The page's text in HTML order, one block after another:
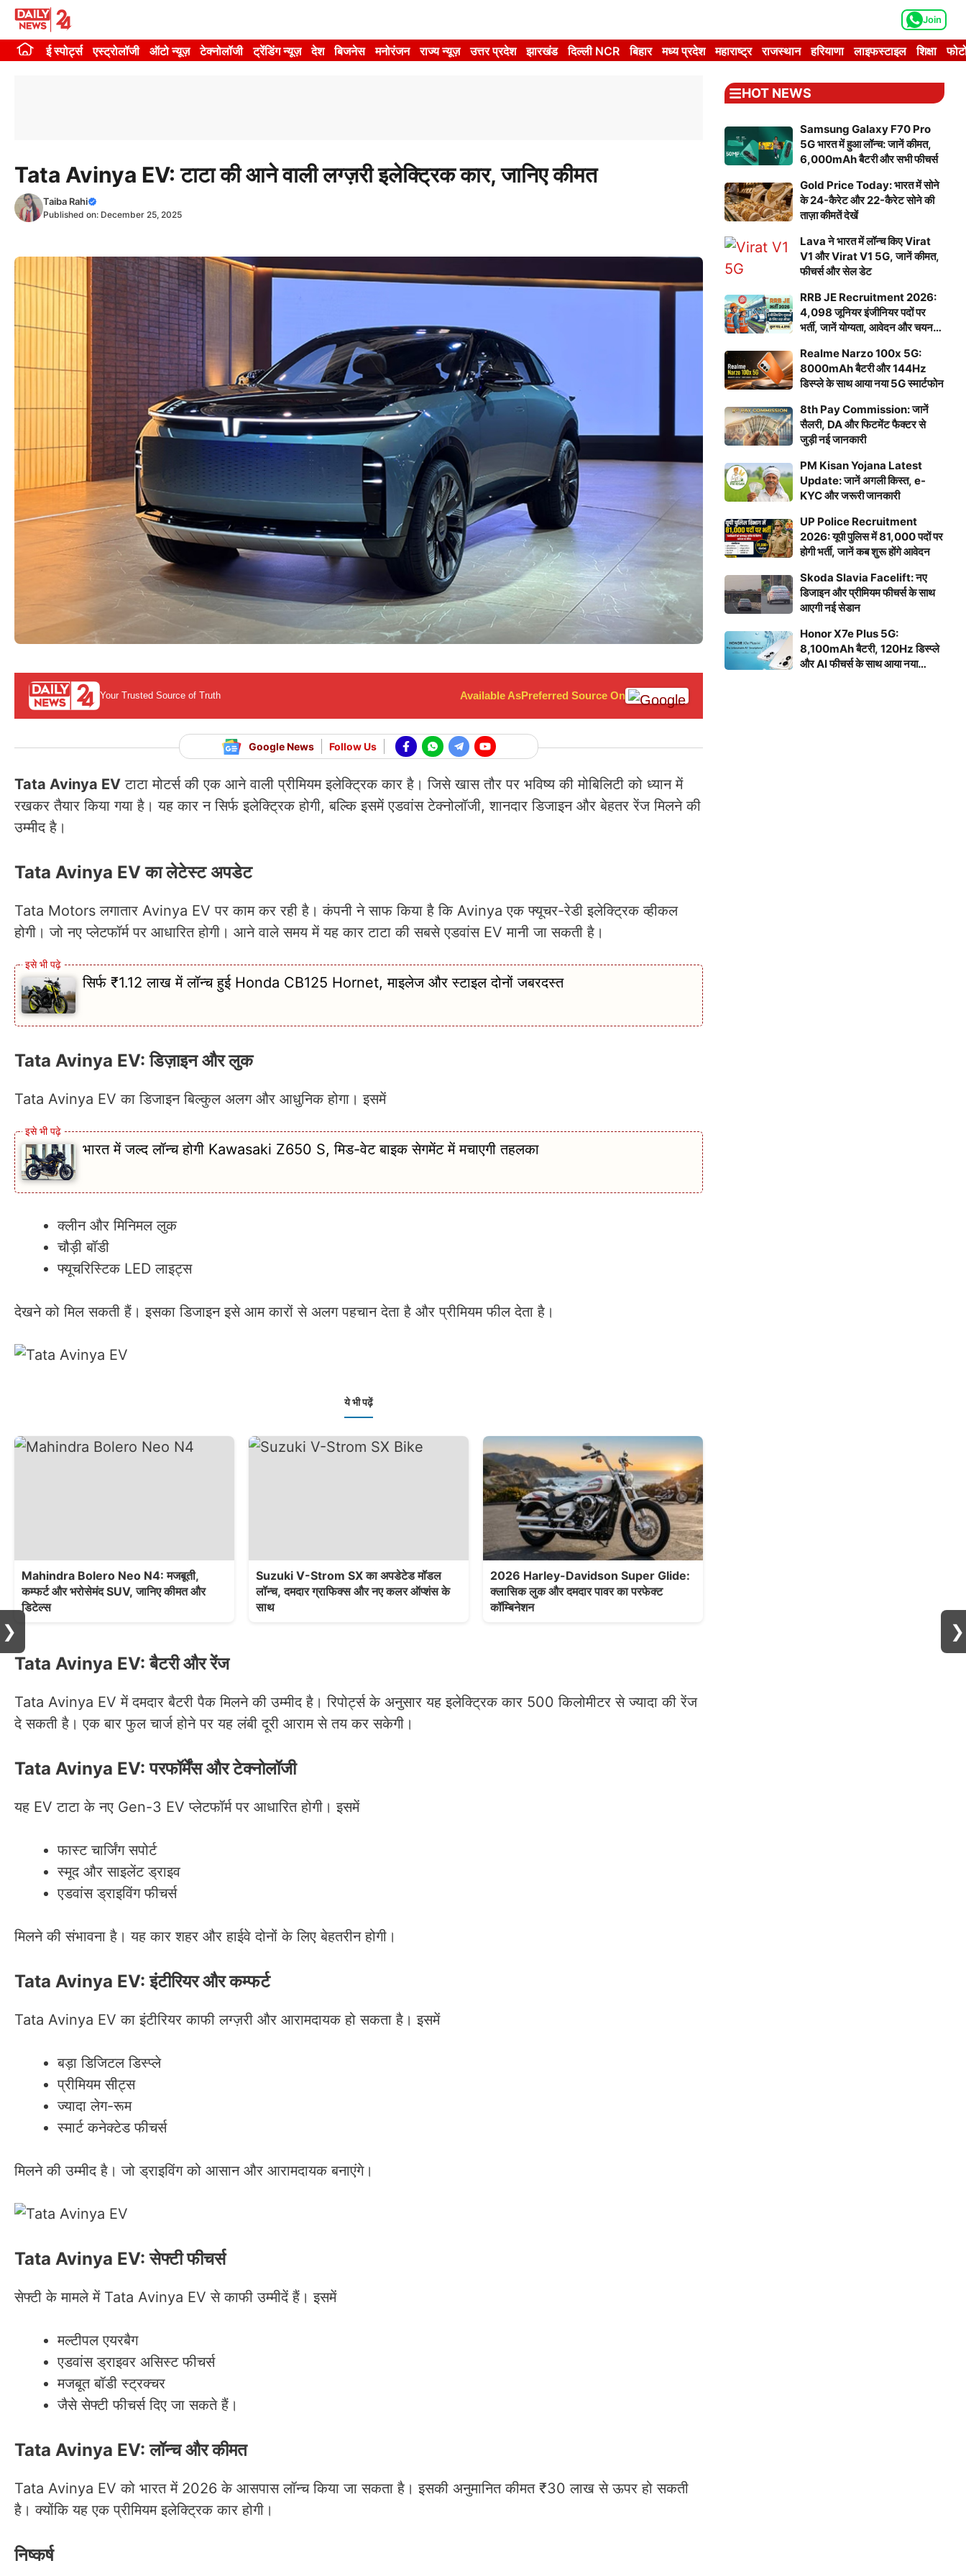
Skip
content
Join
ई स्पोर्ट्स एस्ट्रोलॉजी ऑटो न्यूज़ टेक्नोलॉजी ट्रेंडिंग न्यूज़ देश बिजनेस मनोरंजन राज्य न्यूज़ उत्तर प्रदेश झारखंड दिल्ली NCR बिहार मध्य प्रदेश महाराष्ट्र राजस्थान हरियाणा लाइफस्टाइल शिक्षा
Tata Avinya EV: टाटा की आने वाली लग्ज़री इलेक्ट्रिक कार, जानिए कीमत
Taiba Rahi
Published on: December 25, 2025
Your Trusted Source of Truth Available AsPreferred Source On
Google News Follow Us
Tata Avinya EV टाटा मोटर्स की एक आने वाली प्रीमियम इलेक्ट्रिक कार है। जिसे खास तौर पर भविष्य की मोबिलिटी को ध्यान में
रखकर तैयार किया गया है। यह कार न सिर्फ इलेक्ट्रिक होगी, बल्कि इसमें एडवांस टेक्नोलॉजी, शानदार डिजाइन और बेहतर रेंज मिलने की
उम्मीद है।
Tata Avinya EV का लेटेस्ट अपडेट
Tata Motors लगातार Avinya EV पर काम कर रही है। कंपनी ने साफ किया है कि Avinya एक फ्यूचर-रेडी इलेक्ट्रिक व्हीकल
होगी। जो नए प्लेटफॉर्म पर आधारित होगी। आने वाले समय में यह कार टाटा की सबसे एडवांस EV मानी जा सकती है।
सिर्फ ₹1.12 लाख में लॉन्च हुई Honda CB125 Hornet, माइलेज और स्टाइल दोनों जबरदस्त
Tata Avinya EV: डिज़ाइन और लुक
Tata Avinya EV का डिजाइन बिल्कुल अलग और आधुनिक होगा। इसमें
भारत में जल्द लॉन्च होगी Kawasaki Z650 S, मिड-वेट बाइक सेगमेंट में मचाएगी तहलका
क्लीन और मिनिमल लुक
चौड़ी बॉडी
फ्यूचरिस्टिक LED लाइट्स
देखने को मिल सकती हैं। इसका डिजाइन इसे आम कारों से अलग पहचान देता है और प्रीमियम फील देता है।
ये भी पढ़ें
Mahindra Bolero Neo N4: मजबूती,
कम्फर्ट और भरोसेमंद SUV, जानिए कीमत और
डिटेल्स
Suzuki V-Strom SX का अपडेटेड मॉडल
लॉन्च, दमदार ग्राफिक्स और नए कलर ऑप्शंस के
साथ
2026 Harley-Davidson Super Glide:
क्लासिक लुक और दमदार पावर का परफेक्ट
कॉम्बिनेशन
Tata Avinya EV: बैटरी और रेंज
Tata Avinya EV में दमदार बैटरी पैक मिलने की उम्मीद है। रिपोर्ट्स के अनुसार यह इलेक्ट्रिक कार 500 किलोमीटर से ज्यादा की रेंज
दे सकती है। एक बार फुल चार्ज होने पर यह लंबी दूरी आराम से तय कर सकेगी।
Tata Avinya EV: परफॉर्मेंस और टेक्नोलॉजी
यह EV टाटा के नए Gen-3 EV प्लेटफॉर्म पर आधारित होगी। इसमें
फास्ट चार्जिंग सपोर्ट
स्मूद और साइलेंट ड्राइव
एडवांस ड्राइविंग फीचर्स
मिलने की संभावना है। यह कार शहर और हाईवे दोनों के लिए बेहतरीन होगी।
Tata Avinya EV: इंटीरियर और कम्फर्ट
Tata Avinya EV का इंटीरियर काफी लग्ज़री और आरामदायक हो सकता है। इसमें
बड़ा डिजिटल डिस्प्ले
प्रीमियम सीट्स
ज्यादा लेग-रूम
स्मार्ट कनेक्टेड फीचर्स
मिलने की उम्मीद है। जो ड्राइविंग को आसान और आरामदायक बनाएंगे।
Tata Avinya EV: सेफ्टी फीचर्स
सेफ्टी के मामले में Tata Avinya EV से काफी उम्मीदें हैं। इसमें
मल्टीपल एयरबैग
एडवांस ड्राइवर असिस्ट फीचर्स
मजबूत बॉडी स्ट्रक्चर
जैसे सेफ्टी फीचर्स दिए जा सकते हैं।
Tata Avinya EV: लॉन्च और कीमत
Tata Avinya EV को भारत में 2026 के आसपास लॉन्च किया जा सकता है। इसकी अनुमानित कीमत ₹30 लाख से ऊपर हो सकती
है। क्योंकि यह एक प्रीमियम इलेक्ट्रिक कार होगी।
निष्कर्ष
HOT NEWS
Samsung Galaxy F70 Pro
5G भारत में हुआ लॉन्च: जानें कीमत,
6,000mAh बैटरी और सभी फीचर्स
Gold Price Today: भारत में सोने
के 24-कैरेट और 22-कैरेट सोने की
ताज़ा कीमतें देखें
Lava ने भारत में लॉन्च किए Virat
V1 और Virat V1 5G, जानें कीमत,
फीचर्स और सेल डेट
RRB JE Recruitment 2026:
4,098 जूनियर इंजीनियर पदों पर
भर्ती, जानें योग्यता, आवेदन और चयन
Realme Narzo 100x 5G:
8000mAh बैटरी और 144Hz
डिस्प्ले के साथ आया नया 5G स्मार्टफोन
8th Pay Commission: जानें
सैलरी, DA और फिटमेंट फैक्टर से
जुड़ी नई जानकारी
PM Kisan Yojana Latest
Update: जानें अगली किस्त, e-
KYC और जरूरी जानकारी
UP Police Recruitment
2026: यूपी पुलिस में 81,000 पदों पर
होगी भर्ती, जानें कब शुरू होंगे आवेदन
Skoda Slavia Facelift: नए
डिजाइन और प्रीमियम फीचर्स के साथ
आएगी नई सेडान
Honor X7e Plus 5G:
8,100mAh बैटरी, 120Hz डिस्प्ले
और AI फीचर्स के साथ आया नया
❯ ❯